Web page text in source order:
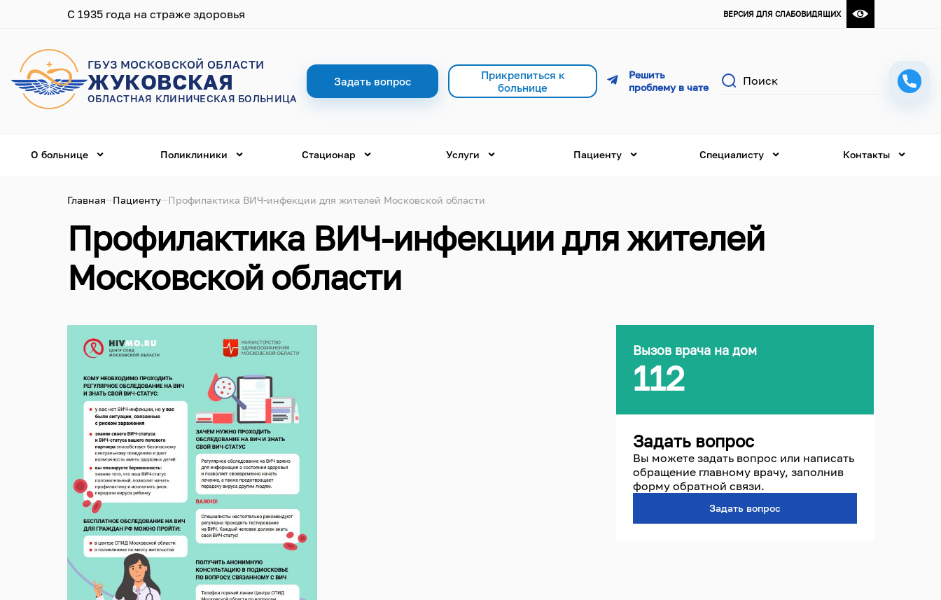
С 1935 года на страже здоровья ВЕРСИЯ ДЛЯ СЛАБОВИДЯЩИХ
ГБУЗ МОСКОВСКОЙ ОБЛАСТИ
ЖУКОВСКАЯ
ОБЛАСТНАЯ КЛИНИЧЕСКАЯ БОЛЬНИЦА
Задать вопрос
Прикрепиться к
больнице
Поиск
О больнице Поликлиники Стационар Услуги Пациенту Специалисту Контакты
Главная Пациенту Профилактика ВИЧ-инфекции для жителей Московской области
Профилактика ВИЧ-инфекции для жителей
Московской области
Вызов врача на дом
112
Задать вопрос
Вы можете задать вопрос или написать
обращение главному врачу, заполнив
форму обратной связи.
Задать вопрос